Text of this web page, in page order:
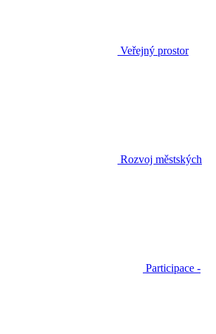
Veřejný prostor
Rozvoj městských
Participace -